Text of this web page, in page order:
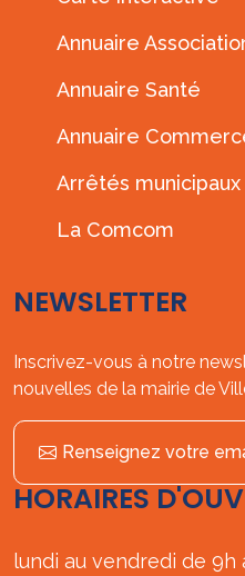
Annuaire
Annuaire Santé
Annuaire
Arrêtés municipaux
La Comcom
NEWSLETTER
Inscrivez-vous à notre
nouvelles de la mairie de
Renseignez votre
HORAIRES
lundi au vendredi de 9h